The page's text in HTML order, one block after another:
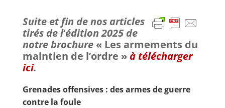
Suite et fin de nos articles
tirés de l‘édition 2025 de
notre brochure « Les armements du
maintien de l’ordre »à télécharger
ici.
Grenades offensives : des armes de guerre
contre la foule